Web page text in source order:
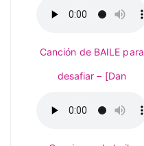
Canción de BAILE para
desafiar – [Dan